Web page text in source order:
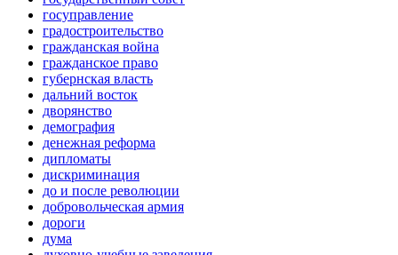
госуправление
градостроительство
гражданская война
гражданское право
губернская власть
дальний восток
дворянство
демография
денежная реформа
дипломаты
дискриминация
до и после революции
добровольческая армия
дороги
дума